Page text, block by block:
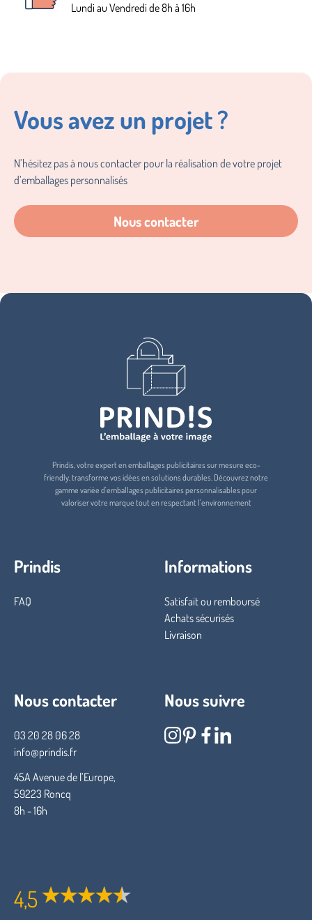
Lundi au Vendredi de 8h à 16h
Vous avez un projet ?
N’hésitez pas à nous contacter pour la réalisation de votre projet
d’emballages personnalisés
Nous contacter
Prindis, votre expert en emballages publicitaires sur mesure eco-
friendly, transforme vos idées en solutions durables. Découvrez notre
gamme variée d'emballages publicitaires personnalisables pour
valoriser votre marque tout en respectant l'environnement
Prindis
FAQ
Informations
Satisfait ou remboursé
Achats sécurisés
Livraison
Nous contacter
03 20 28 06 28
info@prindis.fr
45A Avenue de l’Europe,
59223 Roncq
8h - 16h
Nous suivre
4,5